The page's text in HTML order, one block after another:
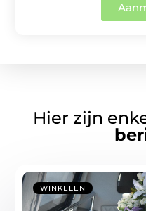
Hier zijn
WINKELEN